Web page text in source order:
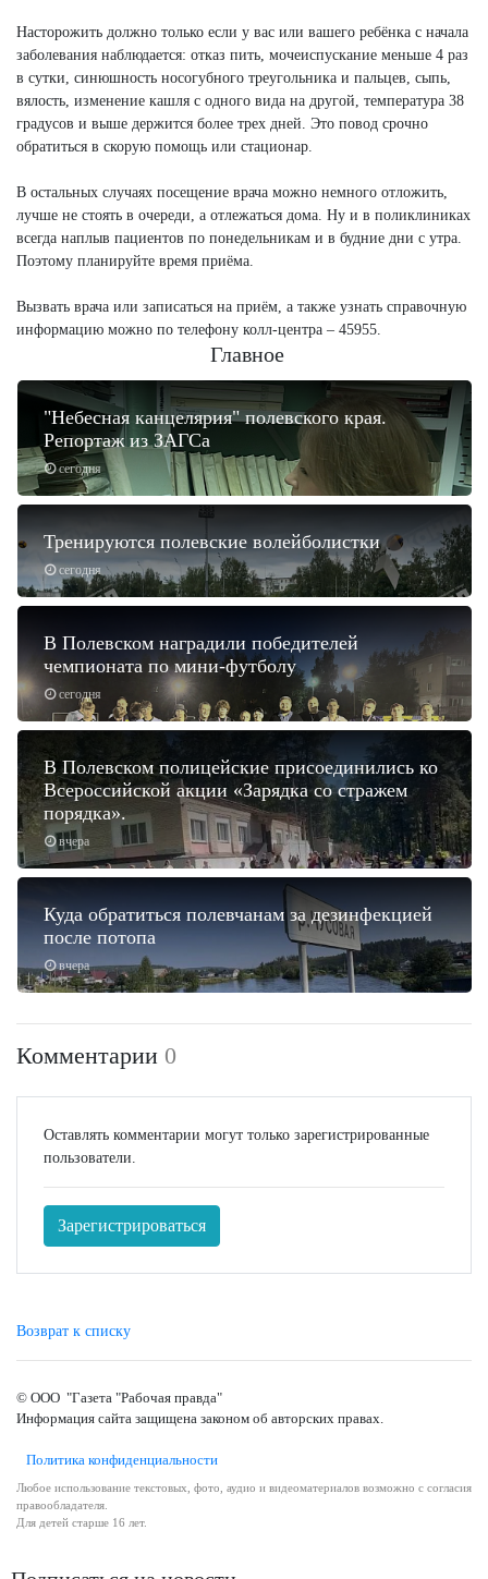
Насторожить должно только если у вас или вашего ребёнка с начала
заболевания наблюдается: отказ пить, мочеиспускание меньше 4 раз
в сутки, синюшность носогубного треугольника и пальцев, сыпь,
вялость, изменение кашля с одного вида на другой, температура 38
градусов и выше держится более трех дней. Это повод срочно
обратиться в скорую помощь или стационар.
В остальных случаях посещение врача можно немного отложить,
лучше не стоять в очереди, а отлежаться дома. Ну и в поликлиниках
всегда наплыв пациентов по понедельникам и в будние дни с утра.
Поэтому планируйте время приёма.
Вызвать врача или записаться на приём, а также узнать справочную
информацию можно по телефону колл-центра – 45955.
Главное
сегодня
"Небесная канцелярия" полевского края.
Репортаж из ЗАГСа
сегодня
Тренируются полевские волейболистки
сегодня
В Полевском наградили победителей
чемпионата по мини-футболу
вчера
В Полевском полицейские присоединились ко
Всероссийской акции «Зарядка со стражем
порядка».
вчера
Куда обратиться полевчанам за дезинфекцией
после потопа
Комментарии 0
Оставлять комментарии могут только зарегистрированные
пользователи.
Зарегистрироваться
Возврат к списку
© ООО "Газета "Рабочая правда"
Информация сайта защищена законом об авторских правах.
Политика конфиденциальности
Любое использование текстовых, фото, аудио и видеоматериалов возможно с согласия
правообладателя.
Для детей старше 16 лет.